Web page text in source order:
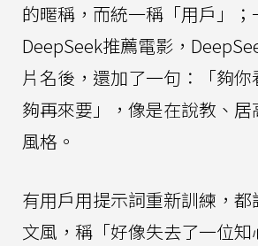
的暱稱，而統一稱「用戶」；
DeepSeek推薦電影，
片名後，還加了一句：「夠
夠再來要」，像是在說教、
風格。
有用戶用提示詞重新訓練，
文風，稱「好像失去了一位